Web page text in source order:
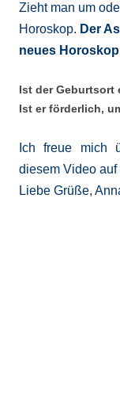
Zieht man um
Horoskop. Der
neues
Ist der Geburtsort
Ist er förderlich,
Ich freue mich
diesem Video auf
Liebe Grüße,